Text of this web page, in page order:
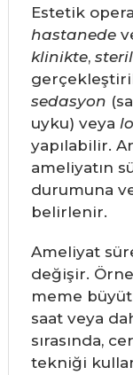
Estetik
hastanede
klinikte,
sedasyon
uyku) veya
yapılabilir.
ameliyatın
durumuna
belirlenir.
Ameliyat
değişir.
meme
saat veya
sırasında,
tekniği